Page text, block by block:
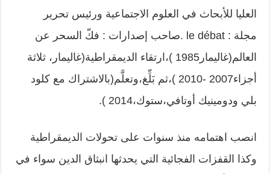
العليا للأبحاث في العلوم الاجتماعية ورئيس تحرير
مجلة : le débat .صاحب إصدارات : فكّ السحر عن
العالم(غاليمار1985 )،ارتقاء الديمقراطية(غاليمار، ثلاثة
أجزاء2007 -2010 )،ثم بَلِّغ،وتعلَّم(بالاشتراك مع كلود
بلي ودومينيك أوتافي،ستوك،2014 ).
انصب اهتمامه منذ سنوات على تحولات الديمقراطية
وكذا القفزات الفجائية التي يحدثها انبثاق الدين سواء في